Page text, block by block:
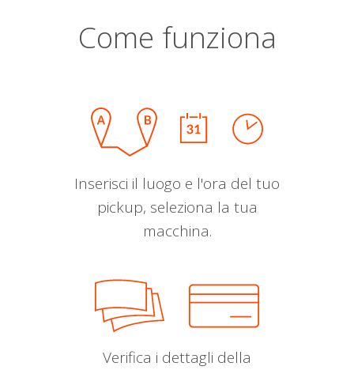
Come funziona
Inserisci il luogo e l'ora del tuo
pickup, seleziona la tua
macchina.
Verifica i dettagli della